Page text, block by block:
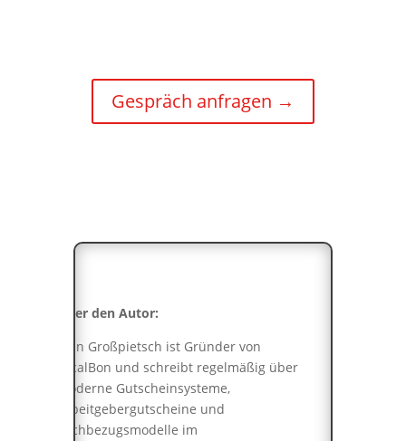
Gespräch anfragen →
Über den Autor:
John Großpietsch ist Gründer von
LocalBon und schreibt regelmäßig über
moderne Gutscheinsysteme,
Arbeitgebergutscheine und
Sachbezugsmodelle im